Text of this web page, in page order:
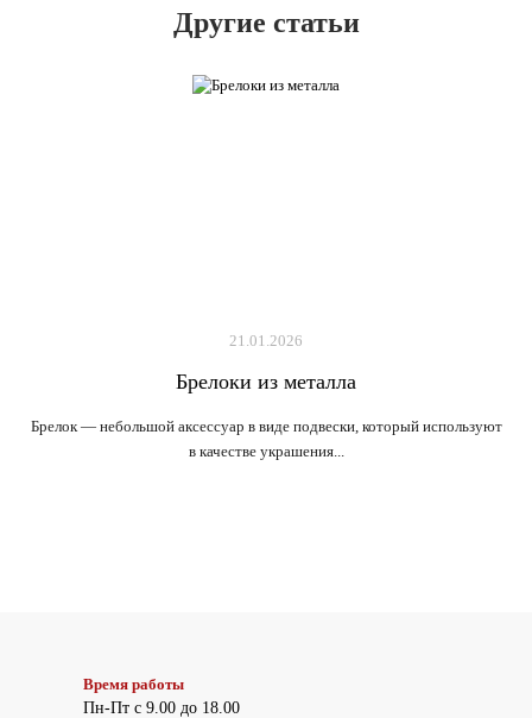
Другие статьи
21.01.2026
Брелоки из металла
Брелок — небольшой аксессуар в виде подвески, который используют
в качестве украшения...
Время работы
Пн-Пт с 9.00 до 18.00